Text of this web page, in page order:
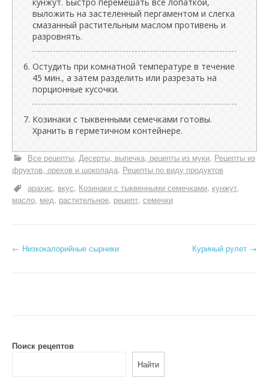
выложить на застеленный пергаментом и слегка
смазанный растительным маслом противень и
разровнять.
Остудить при комнатной температуре в течение
45 мин., а затем разделить или разрезать на
порционные кусочки.
Козинаки с тыквенными семечками готовы.
Хранить в герметичном контейнере.
Все рецепты Десерты, выпечка, рецепты из муки Рецепты из
фруктов, орехов и шоколада Рецепты по виду продуктов
арахис вкус Козинаки с тыквенными семечками кунжут
масло мед растительное рецепт семечки
Н
г
← Низкокалорийные сырники Куриный рулет →
Поиск рецептов
Найти